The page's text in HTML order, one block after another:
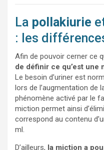
La pollakiurie
: les
Afin de pouvoir cerner ce
de définir ce qu’est une
Le besoin d’uriner est
lors de l’augmentation de
phénomène activé par le
miction permet ainsi
correspond au contenu
ml.
D’ailleurs, la miction a